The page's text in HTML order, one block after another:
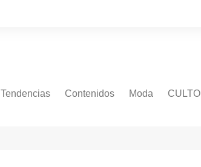
Tendencias Contenidos Moda CULTO